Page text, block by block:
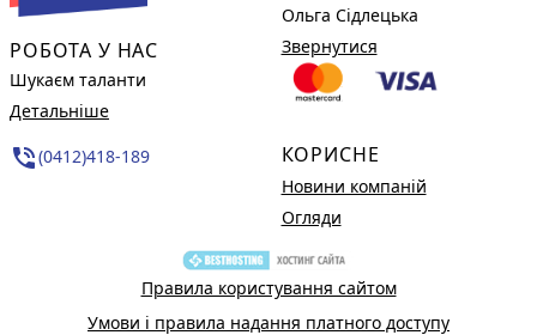
РОБОТА У НАС
Шукаєм таланти
Детальніше
phone_in_talk(0412)418-189
Ольга Сідлецька
Звернутися
КОРИСНЕ
Новини компаній
Огляди
Правила користування сайтом
Умови і правила надання платного доступу